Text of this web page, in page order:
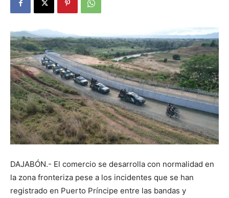
DAJABÓN.- El comercio se desarrolla con normalidad en
la zona fronteriza pese a los incidentes que se han
registrado en Puerto Príncipe entre las bandas y